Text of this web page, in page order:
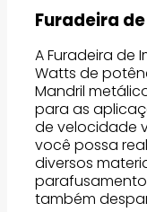
Furadeira
A Furadeira de
Watts de
Mandril
para as
de velocidade
você possa
diversos
também